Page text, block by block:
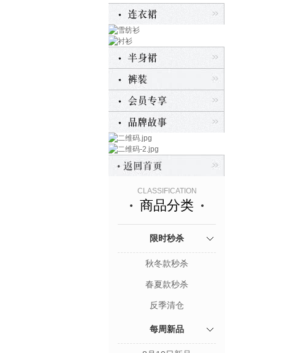
CLASSIFICATION
商品分类
限时秒杀
秋冬款秒杀
春夏款秒杀
反季清仓
每周新品